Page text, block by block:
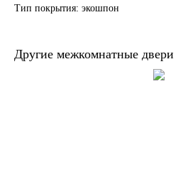
Тип покрытия: экошпон
Другие межкомнатные двери